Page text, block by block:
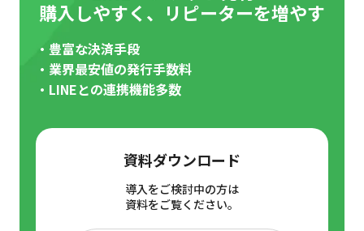
購入しやすく、リピーターを増やす
・豊富な決済手段
・業界最安値の発行手数料
・LINEとの連携機能多数
資料ダウンロード
導入をご検討中の方は
資料をご覧ください。